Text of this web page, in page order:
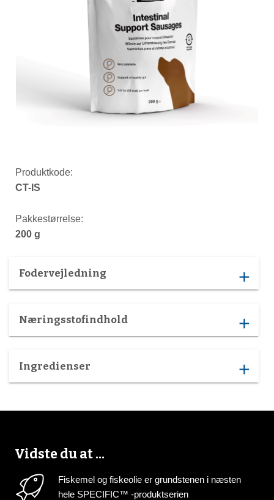
Produktkode:
CT-IS
Pakkestørrelse:
200 g
Fodervejledning add
Næringsstofindhold add
Ingredienser add
Vidste du at ...
Fiskemel og fiskeolie er grundstenen i næsten
hele SPECIFIC™ -produktserien